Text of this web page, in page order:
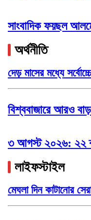
সাংবাদিক ফয়ছল
অর্থনীতি
দেড় মাসের মধ্যে
বিশ্ববাজারে আরও
৩ আগস্ট ২০২৬: ২২
লাইফস্টাইল
মেঘলা দিন কাটানোর